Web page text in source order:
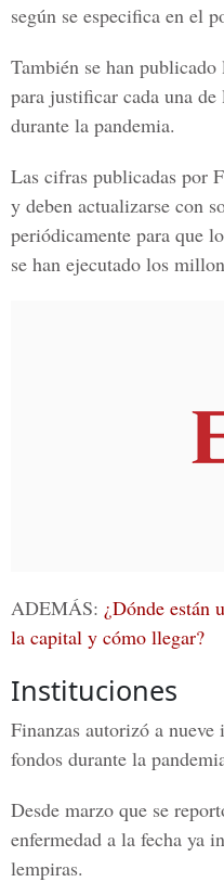
según se especifica en el
También se han
para justificar cada una
durante la pandemia.
Las cifras publicadas por
y deben actualizarse con
periódicamente para que
se han ejecutado los
ADEMÁS: ¿Dónde están
la capital y cómo llegar?
Instituciones
Finanzas autorizó a
fondos durante la
Desde marzo que se
enfermedad a la fecha ya
lempiras.